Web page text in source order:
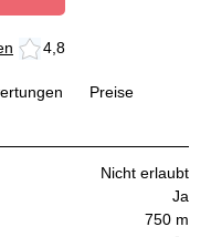
4,8
Preise
Nicht erlaubt
Ja
750 m